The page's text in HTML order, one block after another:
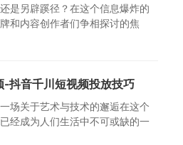
是另辟蹊径？在这个信息爆炸的
和内容创作者们争相探讨的焦
抖音千川短视频投放技巧
场关于艺术与技术的邂逅在这个
经成为人们生活中不可或缺的一